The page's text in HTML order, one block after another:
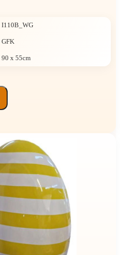
I110B_WG
GFK
90 x 55cm